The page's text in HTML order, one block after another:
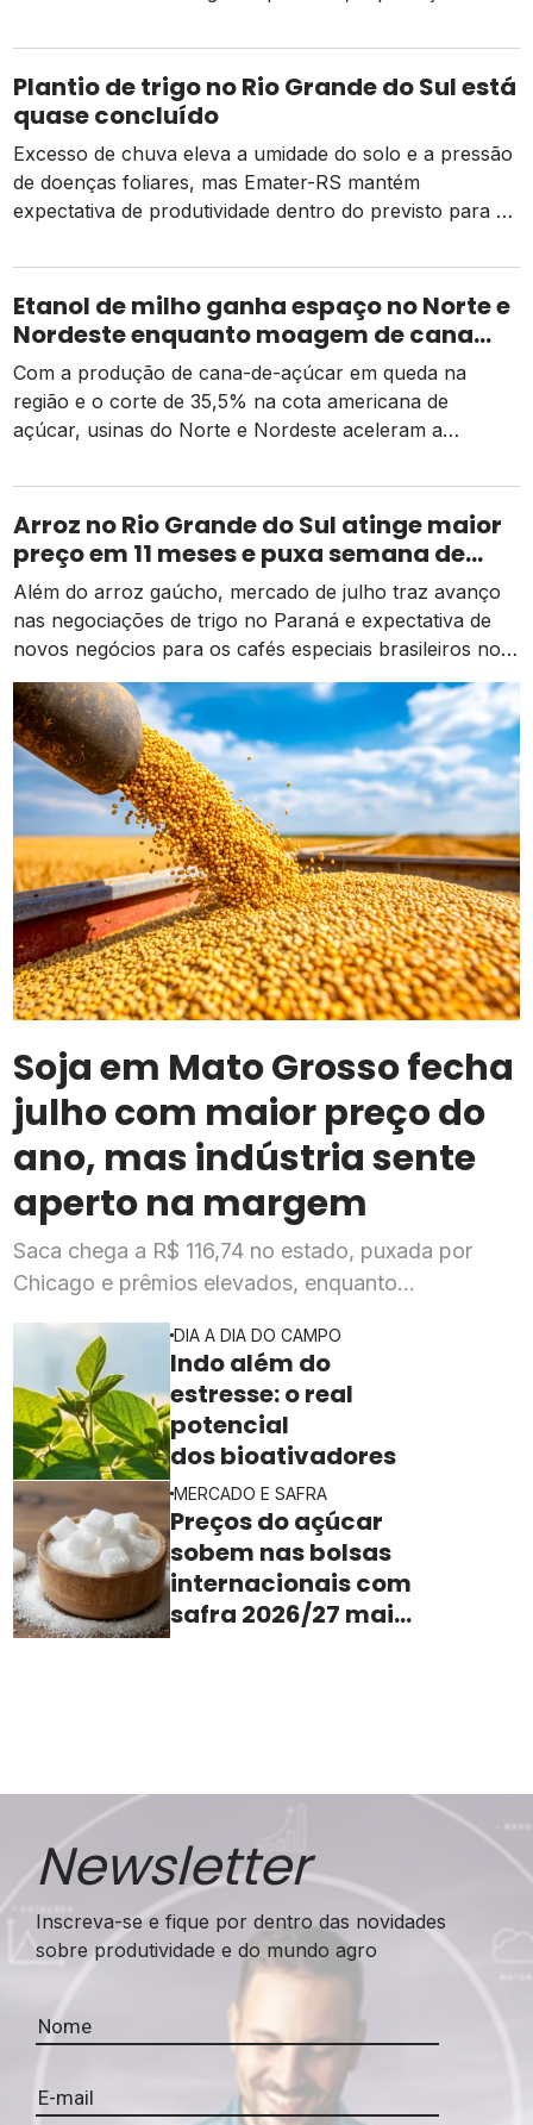
Plantio de trigo no Rio Grande do Sul está
quase concluído
Excesso de chuva eleva a umidade do solo e a pressão
de doenças foliares, mas Emater-RS mantém
expectativa de produtividade dentro do previsto para a
Etanol de milho ganha espaço no Norte e
Nordeste enquanto moagem de cana
recua e tarifa dos EUA pressiona usinas
Com a produção de cana-de-açúcar em queda na
região e o corte de 35,5% na cota americana de
açúcar, usinas do Norte e Nordeste aceleram a
de receita e competitividade.
Arroz no Rio Grande do Sul atinge maior
preço em 11 meses e puxa semana de
valorização no campo
Além do arroz gaúcho, mercado de julho traz avanço
nas negociações de trigo no Paraná e expectativa de
novos negócios para os cafés especiais brasileiros no
exterior
Soja em Mato Grosso fecha
julho com maior preço do
ano, mas indústria sente
aperto na margem
Saca chega a R$ 116,74 no estado, puxada por
Chicago e prêmios elevados, enquanto
rentabilidade
DIA A DIA DO CAMPO
Indo além do
estresse: o real
potencial
dos bioativadores
MERCADO E SAFRA
Preços do açúcar
sobem nas bolsas
internacionais com
safra 2026/27 mais
Newsletter
Inscreva-se e fique por dentro das novidades
sobre produtividade e do mundo agro